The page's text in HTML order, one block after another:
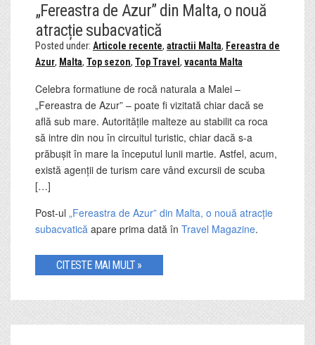
„Fereastra de Azur” din Malta, o nouă
atracție subacvatică
Posted under: Articole recente, atractii Malta, Fereastra de
Azur, Malta, Top sezon, Top Travel , vacanta Malta
Celebra formatiune de rocă naturala a Malei –
„Fereastra de Azur” – poate fi vizitată chiar dacă se
află sub mare. Autoritățile malteze au stabilit ca roca
să intre din nou în circuitul turistic, chiar dacă s-a
prăbușit în mare la începutul lunii martie. Astfel, acum,
există agenții de turism care vând excursii de scuba
[…]
Post-ul „Fereastra de Azur” din Malta, o nouă atracție
subacvatică apare prima dată în Travel Magazine.
CITESTE MAI MULT »